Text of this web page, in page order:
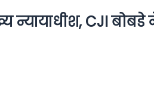
न्यायाधीश, CJI